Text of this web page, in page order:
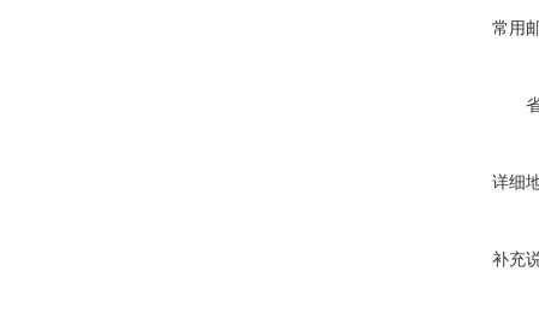
常用
详细
补充